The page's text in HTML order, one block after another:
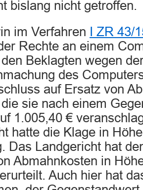
bislang nicht getroffen.
im Verfahren
I ZR 43/
Rechte an einem
Beklagten wegen
des
auf Ersatz von
sie nach einem
1.005,40 €
hatte die Klage in
Das Landgericht hat
Abmahnkosten in
Auch hier hat